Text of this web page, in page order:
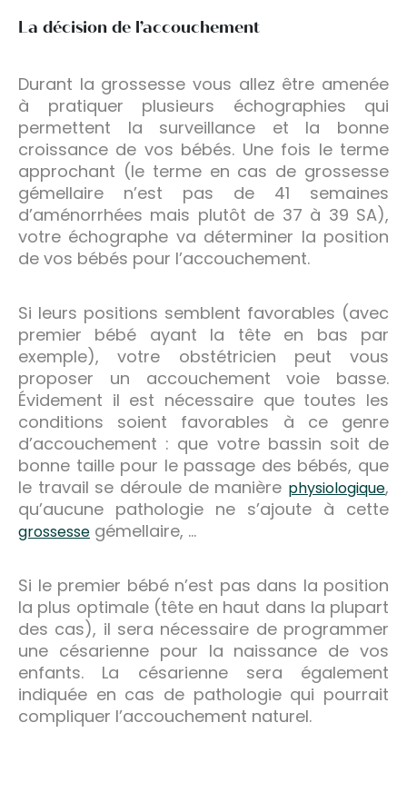
La décision de l’accouchement
Durant la grossesse vous allez être amenée
à pratiquer plusieurs échographies qui
permettent la surveillance et la bonne
croissance de vos bébés. Une fois le terme
approchant (le terme en cas de grossesse
gémellaire n’est pas de 41 semaines
d’aménorrhées mais plutôt de 37 à 39 SA),
votre échographe va déterminer la position
de vos bébés pour l’accouchement.
Si leurs positions semblent favorables (avec
premier bébé ayant la tête en bas par
exemple), votre obstétricien peut vous
proposer un accouchement voie basse.
Évidement il est nécessaire que toutes les
conditions soient favorables à ce genre
d’accouchement : que votre bassin soit de
bonne taille pour le passage des bébés, que
le travail se déroule de manière physiologique,
qu’aucune pathologie ne s’ajoute à cette
grossesse gémellaire, …
Si le premier bébé n’est pas dans la position
la plus optimale (tête en haut dans la plupart
des cas), il sera nécessaire de programmer
une césarienne pour la naissance de vos
enfants. La césarienne sera également
indiquée en cas de pathologie qui pourrait
compliquer l’accouchement naturel.